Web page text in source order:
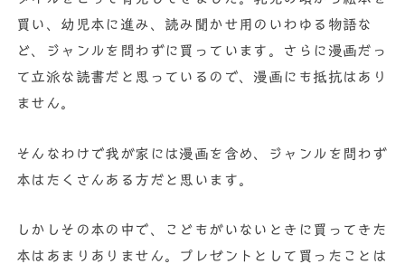
買い、幼児本に進み、読み聞かせ用のいわゆる物語な
ど、ジャンルを問わずに買っています。さらに漫画だっ
て立派な読書だと思っているので、漫画にも抵抗はあり
ません。
そんなわけで我が家には漫画を含め、ジャンルを問わず
本はたくさんある方だと思います。
しかしその本の中で、こどもがいないときに買ってきた
本はあまりありません。プレゼントとして買ったことは